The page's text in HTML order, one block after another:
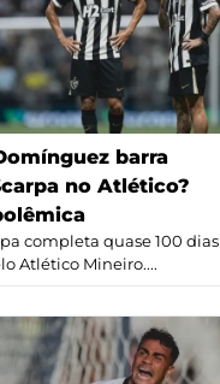
barra
no Atlético?
completa quase 100 dias
Atlético Mineiro....